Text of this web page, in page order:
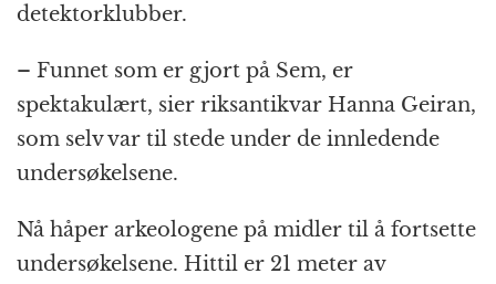
detektorklubber.
– Funnet som er gjort på Sem, er
spektakulært, sier riksantikvar Hanna Geiran,
som selv var til stede under de innledende
undersøkelsene.
Nå håper arkeologene på midler til å fortsette
undersøkelsene. Hittil er 21 meter av